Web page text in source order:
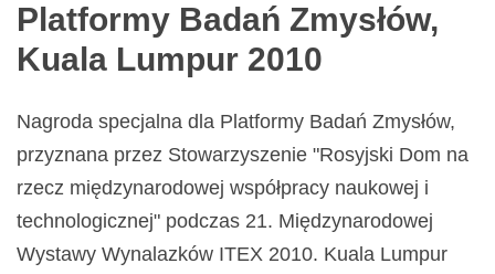
Platformy Badań Zmysłów,
Kuala Lumpur 2010
Nagroda specjalna dla Platformy Badań Zmysłów,
przyznana przez Stowarzyszenie "Rosyjski Dom na
rzecz międzynarodowej współpracy naukowej i
technologicznej" podczas 21. Międzynarodowej
Wystawy Wynalazków ITEX 2010. Kuala Lumpur